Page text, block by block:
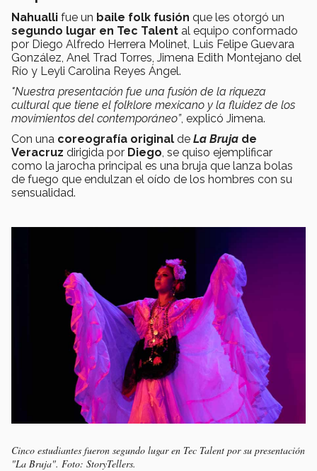
Nahualli fue un baile folk fusión que les otorgó un
segundo lugar en Tec Talent al equipo conformado
por Diego Alfredo Herrera Molinet, Luis Felipe Guevara
González, Anel Trad Torres, Jimena Edith Montejano del
Río y Leyli Carolina Reyes Ángel.
"Nuestra presentación fue una fusión de la riqueza
cultural que tiene el folklore mexicano y la fluidez de los
movimientos del contemporáneo”, explicó Jimena.
Con una coreografía original de La Bruja de
Veracruz dirigida por Diego, se quiso ejemplificar
como la jarocha principal es una bruja que lanza bolas
de fuego que endulzan el oído de los hombres con su
sensualidad.
Cinco estudiantes fueron segundo lugar en Tec Talent por su presentación
"La Bruja". Foto: StoryTellers.